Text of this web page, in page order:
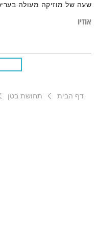
שעה של מוזיקה מעולה
אודיו
דף הבית תחושת בטן